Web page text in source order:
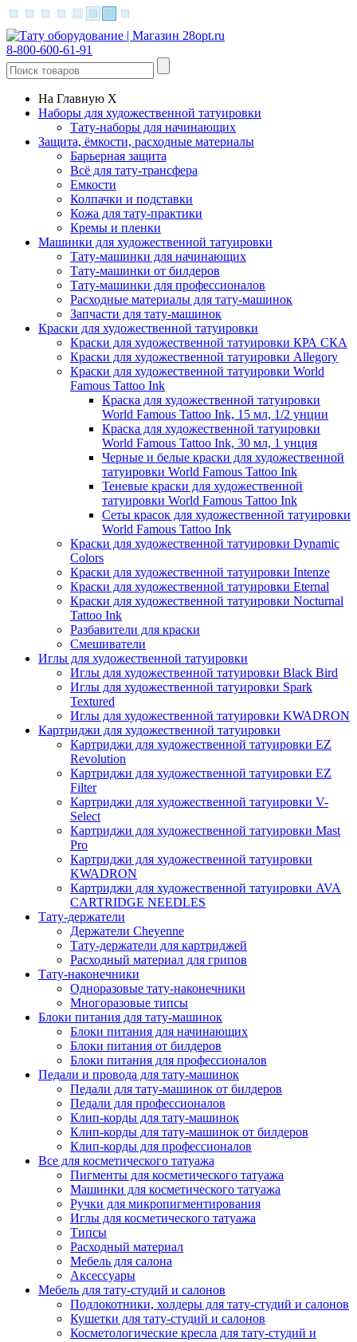
8-800-600-61-91
На Главную X
Наборы для художественной татуировки
Тату-наборы для начинающих
Защита, ёмкости, расходные материалы
Барьерная защита
Всё для тату-трансфера
Емкости
Колпачки и подставки
Кожа для тату-практики
Кремы и пленки
Машинки для художественной татуировки
Тату-машинки для начинающих
Тату-машинки от билдеров
Тату-машинки для профессионалов
Расходные материалы для тату-машинок
Запчасти для тату-машинок
Краски для художественной татуировки
Краски для художественной татуировки КРА СКА
Краски для художественной татуировки Allegory
Краски для художественной татуировки World
Famous Tattoo Ink
Краска для художественной татуировки
World Famous Tattoo Ink, 15 мл, 1/2 унции
Краска для художественной татуировки
World Famous Tattoo Ink, 30 мл, 1 унция
Черные и белые краски для художественной
татуировки World Famous Tattoo Ink
Теневые краски для художественной
татуировки World Famous Tattoo Ink
Сеты красок для художественной татуировки
World Famous Tattoo Ink
Краски для художественной татуировки Dynamic
Colors
Краски для художественной татуировки Intenze
Краски для художественной татуировки Eternal
Краски для художественной татуировки Nocturnal
Tattoo Ink
Разбавители для краски
Смешиватели
Иглы для художественной татуировки
Иглы для художественной татуировки Black Bird
Иглы для художественной татуировки Spark
Textured
Иглы для художественной татуировки KWADRON
Картриджи для художественной татуировки
Картриджи для художественной татуировки EZ
Revolution
Картриджи для художественной татуировки EZ
Filter
Картриджи для художественной татуировки V-
Select
Картриджи для художественной татуировки Mast
Pro
Картриджи для художественной татуировки
KWADRON
Картриджи для художественной татуировки AVA
CARTRIDGE NEEDLES
Тату-держатели
Держатели Cheyenne
Тату-держатели для картриджей
Расходный материал для грипов
Тату-наконечники
Одноразовые тату-наконечники
Многоразовые типсы
Блоки питания для тату-машинок
Блоки питания для начинающих
Блоки питания от билдеров
Блоки питания для профессионалов
Педали и провода для тату-машинок
Педали для тату-машинок от билдеров
Педали для профессионалов
Клип-корды для тату-машинок
Клип-корды для тату-машинок от билдеров
Клип-корды для профессионалов
Все для косметического татуажа
Пигменты для косметического татуажа
Машинки для косметического татуажа
Ручки для микропигментирования
Иглы для косметического татуажа
Типсы
Расходный материал
Мебель для салона
Аксессуары
Мебель для тату-студий и салонов
Подлокотники, холдеры для тату-студий и салонов
Кушетки для тату-студий и салонов
Косметологические кресла для тату-студий и